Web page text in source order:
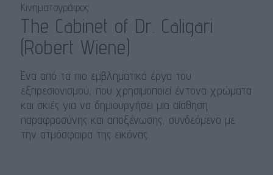
Κινηματογράφος
The Cabinet of Dr. Caligari
(Robert Wiene)
Ένα από τα πιο εμβληματικά έργα του
εξπρεσιονισμού, που χρησιμοποιεί έντονα χρώματα
και σκιές για να δημιουργήσει μια αίσθηση
παραφροσύνης και αποξένωσης, συνδεόμενο με
την ατμόσφαιρα της εικόνας.